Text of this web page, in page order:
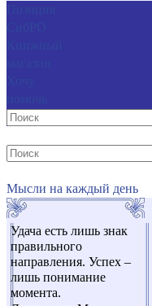
Мысли на каждый день
Удача есть лишь знак
правильного
направления. Успех –
лишь понимание
момента.